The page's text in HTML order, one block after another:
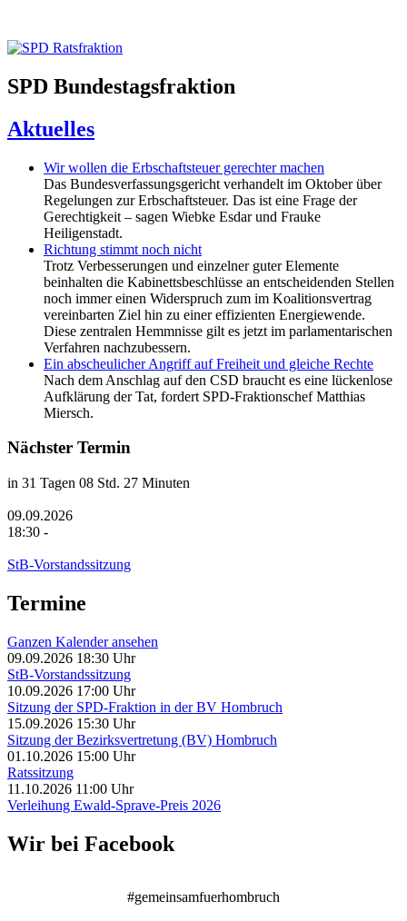
SPD Bundestagsfraktion
Aktuelles
Wir wollen die Erbschaftsteuer gerechter machen
Das Bundesverfassungsgericht verhandelt im Oktober über
Regelungen zur Erbschaftsteuer. Das ist eine Frage der
Gerechtigkeit – sagen Wiebke Esdar und Frauke
Heiligenstadt.
Richtung stimmt noch nicht
Trotz Verbesserungen und einzelner guter Elemente
beinhalten die Kabinettsbeschlüsse an entscheidenden Stellen
noch immer einen Widerspruch zum im Koalitionsvertrag
vereinbarten Ziel hin zu einer effizienten Energiewende.
Diese zentralen Hemmnisse gilt es jetzt im parlamentarischen
Verfahren nachzubessern.
Ein abscheulicher Angriff auf Freiheit und gleiche Rechte
Nach dem Anschlag auf den CSD braucht es eine lückenlose
Aufklärung der Tat, fordert SPD-Fraktionschef Matthias
Miersch.
Nächster Termin
in 31 Tagen 08 Std. 27 Minuten
09.09.2026
18:30 -
StB-Vorstandssitzung
Termine
Ganzen Kalender ansehen
09.09.2026 18:30 Uhr
StB-Vorstandssitzung
10.09.2026 17:00 Uhr
Sitzung der SPD-Fraktion in der BV Hombruch
15.09.2026 15:30 Uhr
Sitzung der Bezirksvertretung (BV) Hombruch
01.10.2026 15:00 Uhr
Ratssitzung
11.10.2026 11:00 Uhr
Verleihung Ewald-Sprave-Preis 2026
Wir bei Facebook
#gemeinsamfuerhombruch